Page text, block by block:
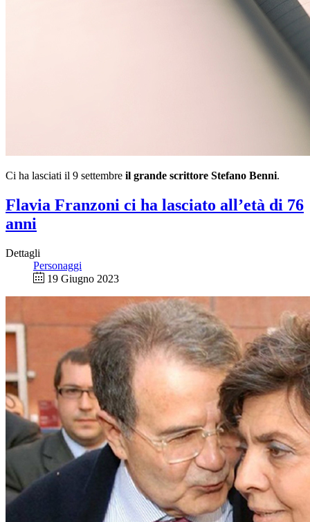
Ci ha lasciati il 9 settembre il grande scrittore Stefano Benni.
Flavia Franzoni ci ha lasciato all’età di 76
anni
Dettagli
Personaggi
19 Giugno 2023